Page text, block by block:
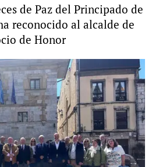
de Paz del Principado de
reconocido al alcalde de
de Honor